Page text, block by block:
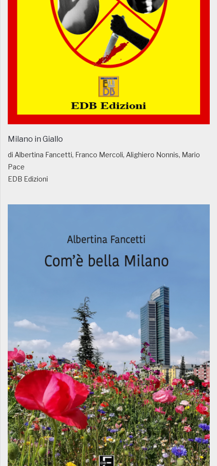
Milano in Giallo
di Albertina Fancetti, Franco Mercoli, Alighiero Nonnis, Mario
Pace
EDB Edizioni